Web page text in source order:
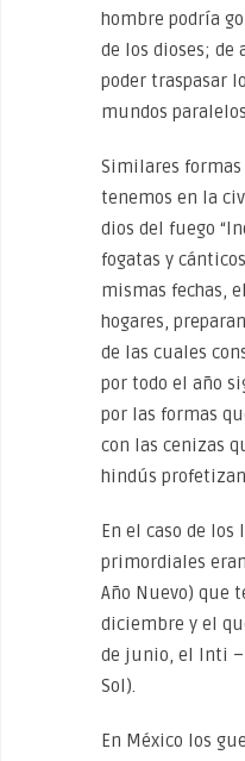
hombre podría
de los dioses; de
poder traspasar
mundos
Similares
tenemos en la
dios del fuego
fogatas y
mismas fechas,
hogares,
de las cuales
por todo el año
por las formas
con las cenizas
hindús
En el caso de los
primordiales
Año Nuevo) que
diciembre y el
de junio, el Inti –
Sol).
En México los